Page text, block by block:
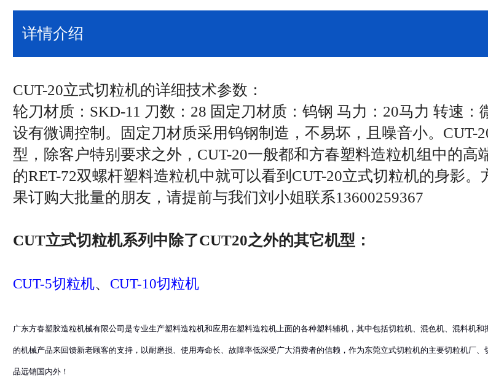
详情介绍
CUT-20立式切粒机的详细技术参数：
轮刀材质：SKD-11 刀数：28 固定刀材质：钨钢 马力：20马力 转速
设有微调控制。固定刀材质采用钨钢制造，不易坏，且噪音小。CUT-
型，除客户特别要求之外，CUT-20一般都和方春塑料造粒机组中的
的RET-72双螺杆塑料造粒机中就可以看到CUT-20立式切粒机的身影
果订购大批量的朋友，请提前与我们刘小姐联系13600259367
CUT立式切粒机系列中除了CUT20之外的其它机型：
CUT-5切粒机、 CUT-10切粒机
广东方春塑胶造粒机械有限公司是专业生产塑料造粒机和应用在塑料造粒机上面的各种塑料辅机，其中包括切粒机、混色机、混料机
的机械产品来回馈新老顾客的支持，以耐磨损、使用寿命长、故障率低深受广大消费者的信赖，作为东莞立式切粒机的主要切粒机厂
品远销国内外！